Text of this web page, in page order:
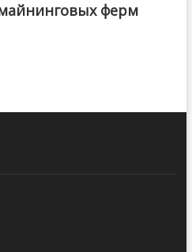
ферм